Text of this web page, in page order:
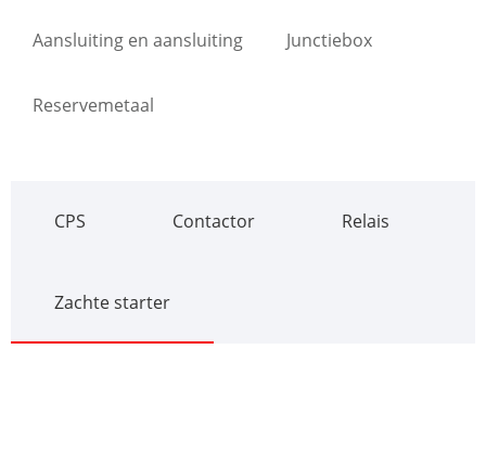
Aansluiting en aansluiting Junctiebox
Reservemetaal
CPS Contactor Relais
Zachte starter